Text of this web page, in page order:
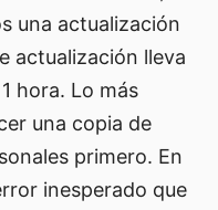
una actualización
actualización lleva
hora. Lo más
una copia de
primero. En
inesperado que